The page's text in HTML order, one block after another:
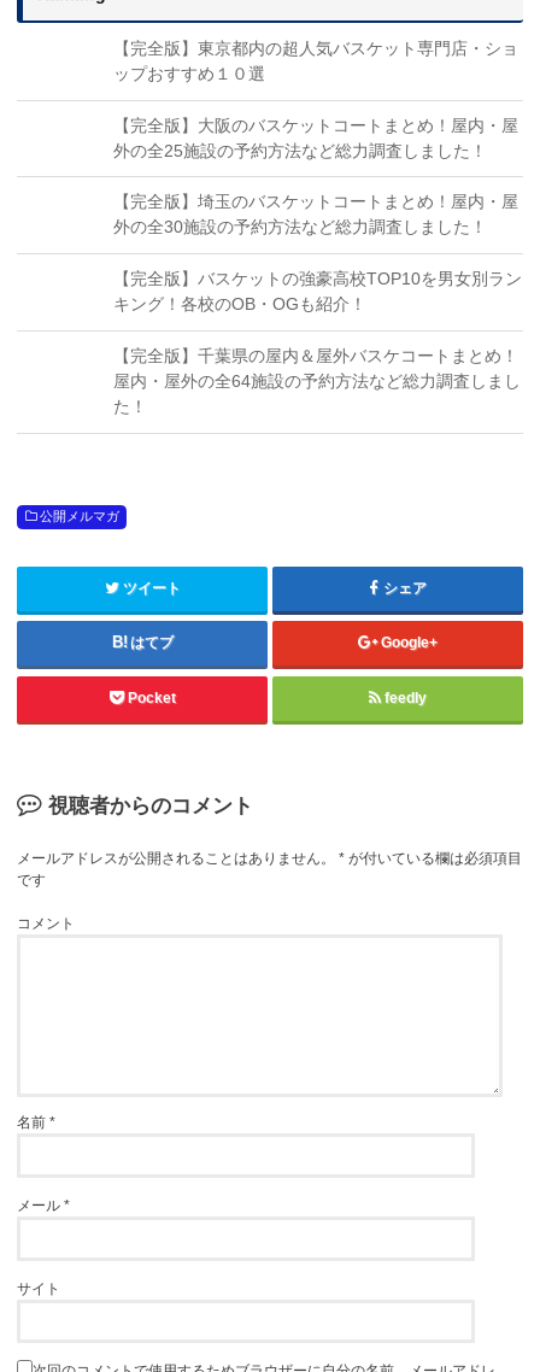
【完全版】東京都内の超人気バスケット専門店・ショ
ップおすすめ１０選
【完全版】大阪のバスケットコートまとめ！屋内・屋
外の全25施設の予約方法など総力調査しました！
【完全版】埼玉のバスケットコートまとめ！屋内・屋
外の全30施設の予約方法など総力調査しました！
【完全版】バスケットの強豪高校TOP10を男女別ラン
キング！各校のOB・OGも紹介！
【完全版】千葉県の屋内＆屋外バスケコートまとめ！
屋内・屋外の全64施設の予約方法など総力調査しまし
た！
公開メルマガ
ツイート シェア
はてブ Google+
Pocket feedly
視聴者からのコメント
メールアドレスが公開されることはありません。 * が付いている欄は必須項目
です
コメント
名前*
メール*
サイト